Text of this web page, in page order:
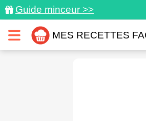
Guide minceur >>
MES RECETTES